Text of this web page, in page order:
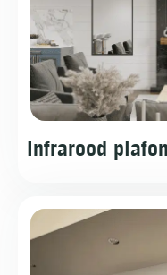
Infrarood